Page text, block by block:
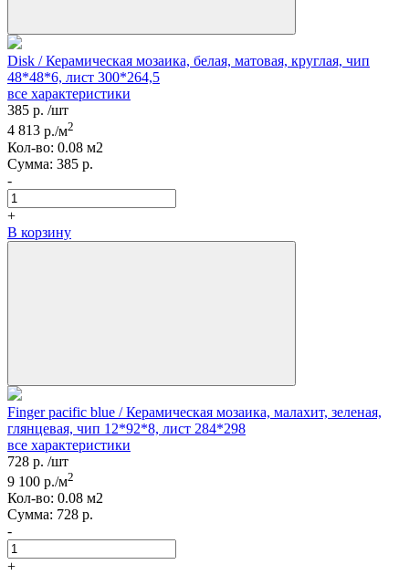
Disk / Керамическая мозаика, белая, матовая, круглая, чип
48*48*6, лист 300*264,5
все характеристики
385 р. /шт
4 813 р./м2
Кол-вo: 0.08 м2
Сумма: 385 р.
-
+
В корзину
Finger pacific blue / Керамическая мозаика, малахит, зеленая,
глянцевая, чип 12*92*8, лист 284*298
все характеристики
728 р. /шт
9 100 р./м2
Кол-вo: 0.08 м2
Сумма: 728 р.
-
+